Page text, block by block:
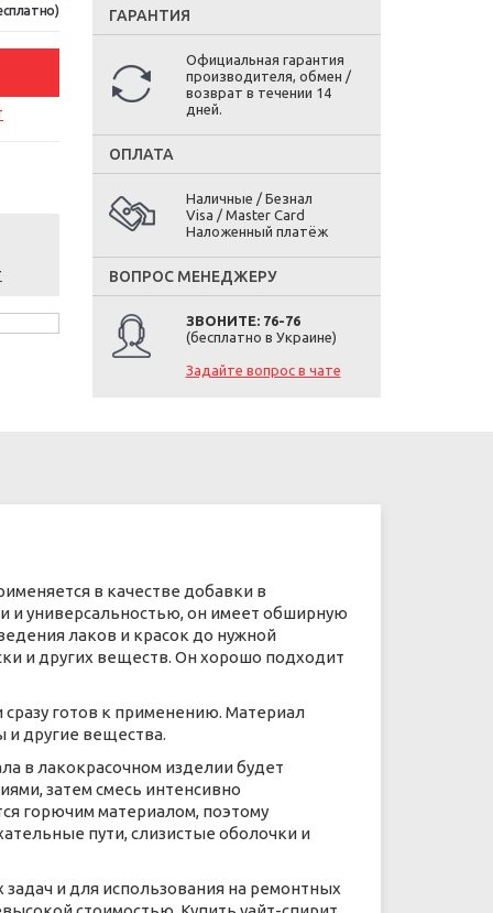
ГАРАНТИЯ
Официальная гарантия
производителя, обмен /
возврат в течении 14
дней.
ОПЛАТА
Наличные / Безнал
Visa / Master Card
Наложенный платёж
ВОПРОС МЕНЕДЖЕРУ
ЗВОНИТЕ: 76-76
(бесплатно в Украине)
Задайте вопрос в чате
в качестве добавки в
и универсальностью, он имеет обширную
лаков и красок до нужной
и других веществ. Он хорошо подходит
готов к применению. Материал
и другие вещества.
в лакокрасочном изделии будет
затем смесь интенсивно
горючим материалом, поэтому
пути, слизистые оболочки и
и для использования на ремонтных